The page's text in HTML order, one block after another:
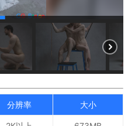
分辨率 大小